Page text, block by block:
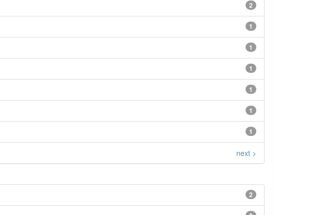
2
1
1
1
1
1
1
next >
2